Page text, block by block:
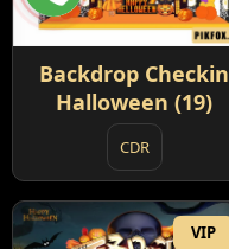
Backdrop Checkin
Halloween (19)
CDR
VIP